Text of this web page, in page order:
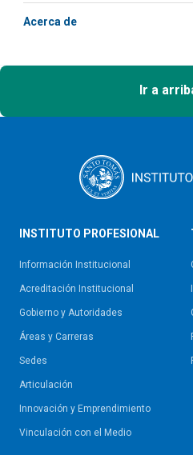
Acerca de
Ir a
INSTITUTO PROFESIONAL
Información Institucional
Acreditación Institucional
Gobierno y Autoridades​
Áreas y Carreras
Sedes
Articulación
Innovación y Emprendimiento
Vinculación con el Medio